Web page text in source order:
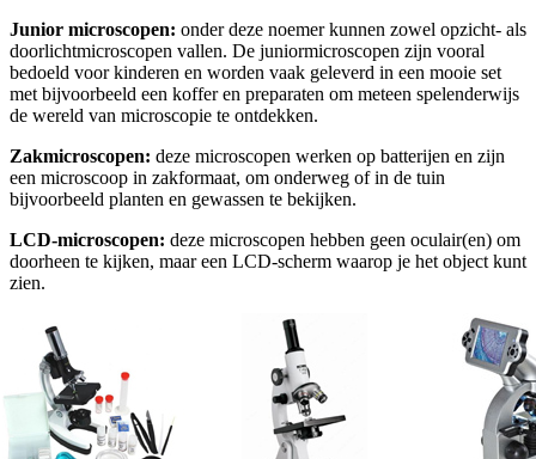
Junior microscopen: onder deze noemer kunnen zowel opzicht- als
doorlichtmicroscopen vallen. De juniormicroscopen zijn vooral
bedoeld voor kinderen en worden vaak geleverd in een mooie set
met bijvoorbeeld een koffer en preparaten om meteen spelenderwijs
de wereld van microscopie te ontdekken.
Zakmicroscopen: deze microscopen werken op batterijen en zijn
een microscoop in zakformaat, om onderweg of in de tuin
bijvoorbeeld planten en gewassen te bekijken.
LCD-microscopen: deze microscopen hebben geen oculair(en) om
doorheen te kijken, maar een LCD-scherm waarop je het object kunt
zien.